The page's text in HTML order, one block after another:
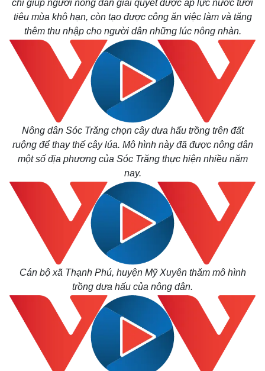
chỉ giúp người nông dân giải quyết được áp lực nước tưới
tiêu mùa khô hạn, còn tạo được công ăn việc làm và tăng
thêm thu nhập cho người dân những lúc nông nhàn.
Nông dân Sóc Trăng chọn cây dưa hấu trồng trên đất
ruộng để thay thế cây lúa. Mô hình này đã được nông dân
một số địa phương của Sóc Trăng thực hiện nhiều năm
nay.
Cán bộ xã Thạnh Phú, huyện Mỹ Xuyên thăm mô hình
trồng dưa hấu của nông dân.